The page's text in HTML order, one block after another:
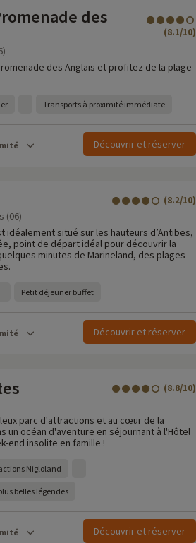
des
(8.1/10)
des Anglais et profitez de la plage
Transports à proximité immédiate
Découvrir et réserver
(8.2/10)
(06)
idéalement situé sur les hauteurs d’Antibes,
point de départ idéal pour découvrir la
minutes de Marineland, des plages
Petit déjeuner buffet
Découvrir et réserver
(8.8/10)
parc d'attractions et au cœur de la
un océan d'aventure en séjournant à l'Hôtel
end insolite en famille !
Nigloland
belles légendes
Découvrir et réserver